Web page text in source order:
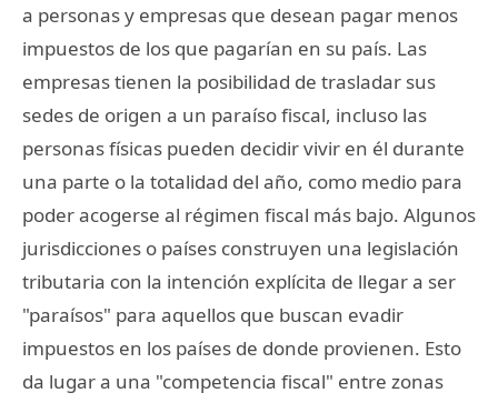
a personas y empresas que desean pagar menos
impuestos de los que pagarían en su país. Las
empresas tienen la posibilidad de trasladar sus
sedes de origen a un paraíso fiscal, incluso las
personas físicas pueden decidir vivir en él durante
una parte o la totalidad del año, como medio para
poder acogerse al régimen fiscal más bajo. Algunos
jurisdicciones o países construyen una legislación
tributaria con la intención explícita de llegar a ser
"paraísos" para aquellos que buscan evadir
impuestos en los países de donde provienen. Esto
da lugar a una "competencia fiscal" entre zonas